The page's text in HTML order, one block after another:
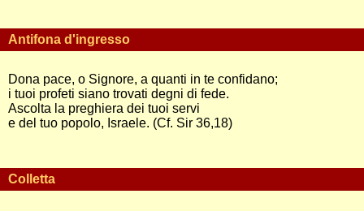
Antifona d'ingresso
Dona pace, o Signore, a quanti in te confidano;
i tuoi profeti siano trovati degni di fede.
Ascolta la preghiera dei tuoi servi
e del tuo popolo, Israele. (Cf. Sir 36,18)
Colletta